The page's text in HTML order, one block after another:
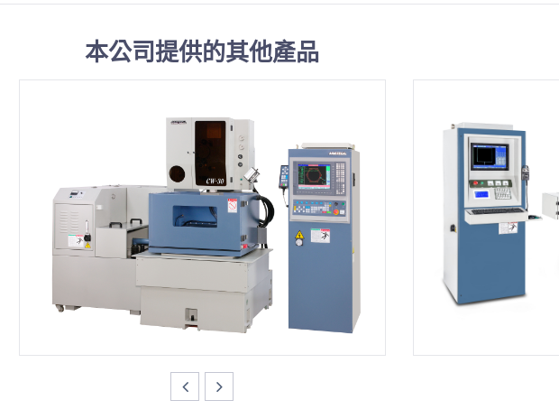
本公司提供的其他產品